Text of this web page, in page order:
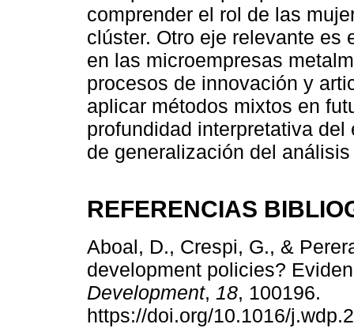
comprender el rol de las
clúster. Otro eje relevante es
en las microempresas
procesos de innovación y
aplicar métodos mixtos en
profundidad interpretativa
de generalización del
REFERENCIAS
Aboal, D., Crespi, G., &
development policies?
Development, 18, 100196.
https://doi.org/10.1016/